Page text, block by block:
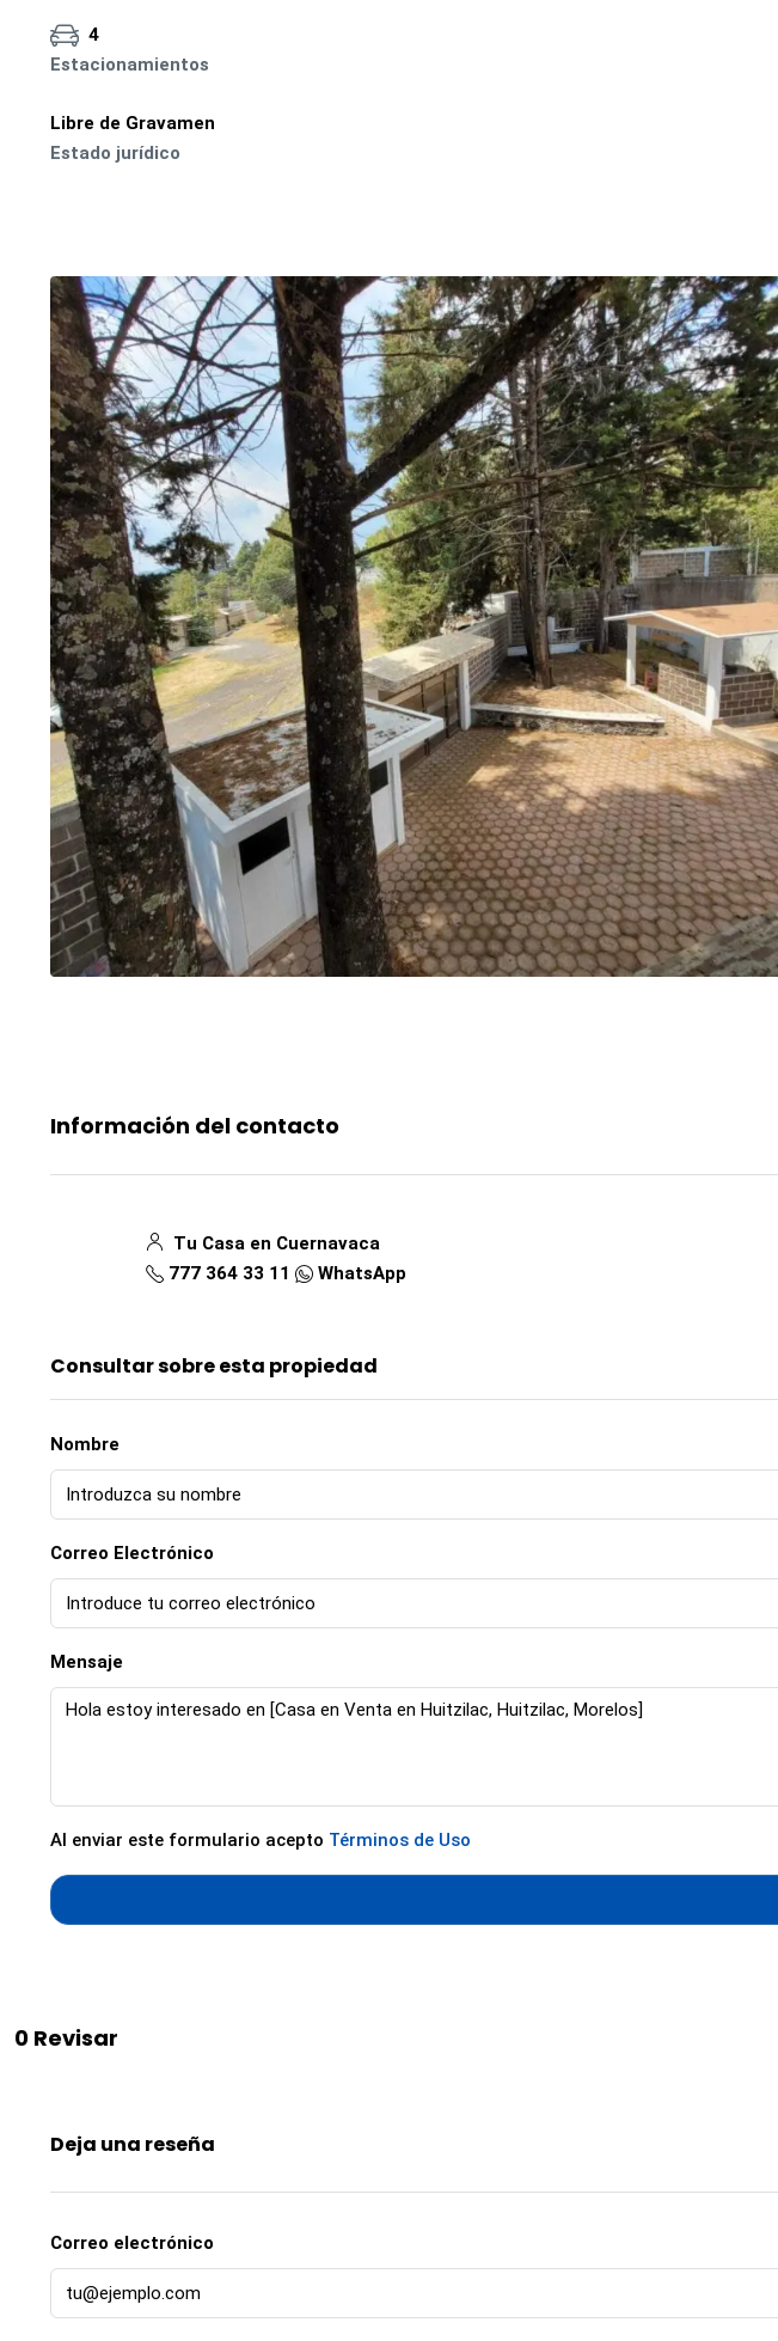
4
Estacionamientos
Libre de Gravamen
Estado jurídico
Información del contacto
Tu Casa en Cuernavaca
777 364 33 11
WhatsApp
Consultar sobre esta propiedad
Nombre
Correo Electrónico
Mensaje
Al enviar este formulario acepto Términos de Uso
0 Revisar
Deja una reseña
Correo electrónico